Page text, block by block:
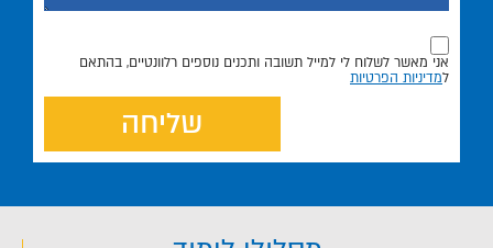
אני מאשר לשלוח לי למייל תשובה ותכנים נוספים רלוונטיים, בהתאם
למדיניות הפרטיות
שליחה